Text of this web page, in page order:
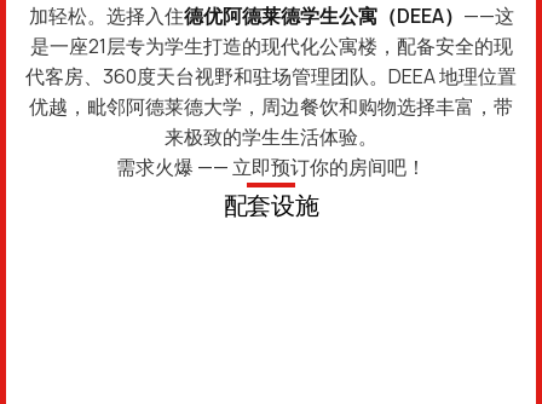
加轻松。选择入住德优阿德莱德学生公寓（DEEA） ——这
是一座21层专为学生打造的现代化公寓楼，配备安全的现
代客房、360度天台视野和驻场管理团队。DEEA 地理位置
优越，毗邻阿德莱德大学，周边餐饮和购物选择丰富，带
来极致的学生生活体验。
需求火爆 —— 立即预订你的房间吧！
配套设施